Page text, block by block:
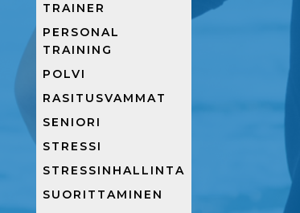
TRAINER
PERSONAL
TRAINING
POLVI
RASITUSVAMMAT
SENIORI
STRESSI
STRESSINHALLINTA
SUORITTAMINEN